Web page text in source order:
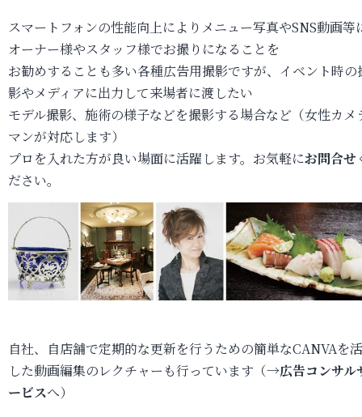
スマートフォンの性能向上によりメニュー写真やSNS動画等
オーナー様やスタッフ様でお撮りになることを
お勧めすることも多い各種広告用撮影ですが、イベント時の
影やメディアに出力して来場者に渡したい
モデル撮影、施術の様子などを撮影する場合など（女性カメ
マンが対応します）
プロを入れた方が良い場面に活躍します。お気軽にお問合せ
ださい。
自社、自店舗で定期的な更新を行うための簡単なCANVAを
した動画編集のレクチャーも行っています（→広告コンサル
ービスへ）